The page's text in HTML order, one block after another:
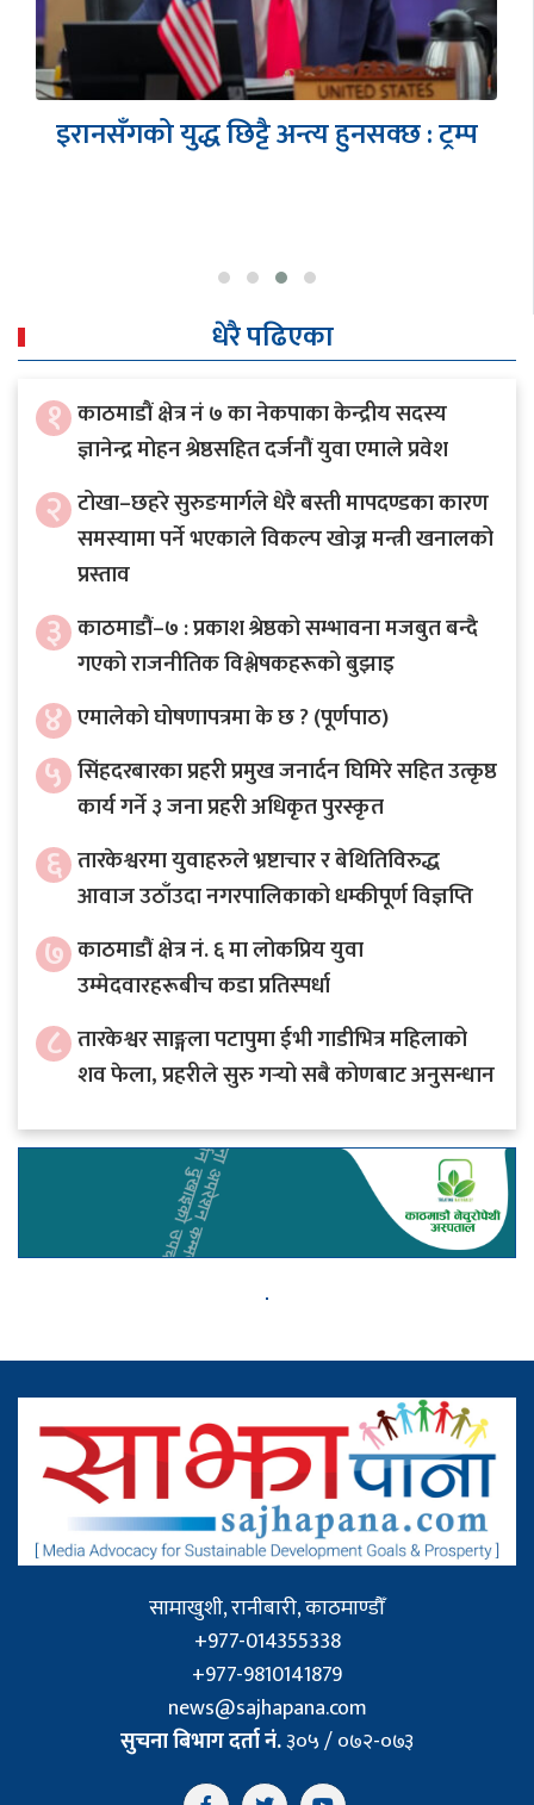
एनआरएनए एसिया प्याशिफिक सम्मेलनको
तयारी अन्तिम चरणमा- आरसी दीपक कंडेल,
धेरै पढिएका
१ काठमाडौं क्षेत्र नं ७ का नेकपाका केन्द्रीय सदस्य
ज्ञानेन्द्र मोहन श्रेष्ठसहित दर्जनौं युवा एमाले प्रवेश
२ टोखा–छहरे सुरुङमार्गले धेरै बस्ती मापदण्डका कारण
समस्यामा पर्ने भएकाले विकल्प खोज्न मन्त्री खनालको
प्रस्ताव
३ काठमाडौं–७ : प्रकाश श्रेष्ठको सम्भावना मजबुत बन्दै
गएको राजनीतिक विश्लेषकहरूको बुझाइ
४ एमालेको घोषणापत्रमा के छ ? (पूर्णपाठ)
५ सिंहदरबारका प्रहरी प्रमुख जनार्दन घिमिरे सहित उत्कृष्ठ
कार्य गर्ने ३ जना प्रहरी अधिकृत पुरस्कृत
६ तारकेश्वरमा युवाहरुले भ्रष्टाचार र बेथितिविरुद्ध
आवाज उठाँउदा नगरपालिकाको धम्कीपूर्ण विज्ञप्ति
७ काठमाडौं क्षेत्र नं. ६ मा लोकप्रिय युवा
उम्मेदवारहरूबीच कडा प्रतिस्पर्धा
८ तारकेश्वर साङ्गला पटापुमा ईभी गाडीभित्र महिलाको
शव फेला, प्रहरीले सुरु गर्‍यो सबै कोणबाट अनुसन्धान
सामाखुशी, रानीबारी, काठमाण्डौँ
+977-014355338
+977-9810141879
news@sajhapana.com
सुचना बिभाग दर्ता नं.३०५ / ०७२-०७३